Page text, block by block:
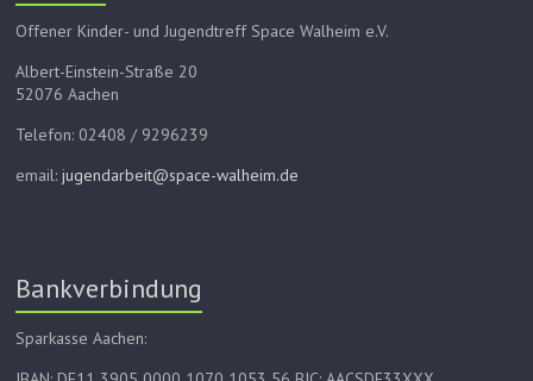
Offener Kinder- und Jugendtreff Space Walheim e.V.
Albert-Einstein-Straße 20
52076 Aachen
Telefon: 02408 / 9296239
email:jugendarbeit@space-walheim.de
Bankverbindung
Sparkasse Aachen: